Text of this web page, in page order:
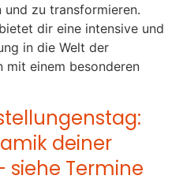
und zu transformieren.
dir eine intensive und
in die Welt der
mit einem besonderen
deiner
siehe Termine